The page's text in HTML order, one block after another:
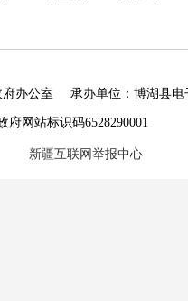
办公室 承办单位：博湖县
府网站标识码6528290001
新疆互联网举报中心